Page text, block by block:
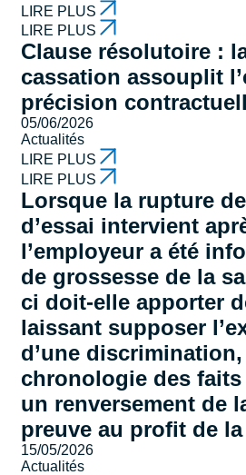
LIRE PLUS
LIRE PLUS
Clause résolutoire :
cassation assouplit
précision
05/06/2026
Actualités
LIRE PLUS
LIRE PLUS
Lorsque la rupture
d’essai intervient
l’employeur a été
de grossesse de la
ci doit-elle apporter
laissant supposer
d’une
chronologie des
un renversement de
preuve au profit de
15/05/2026
Actualités